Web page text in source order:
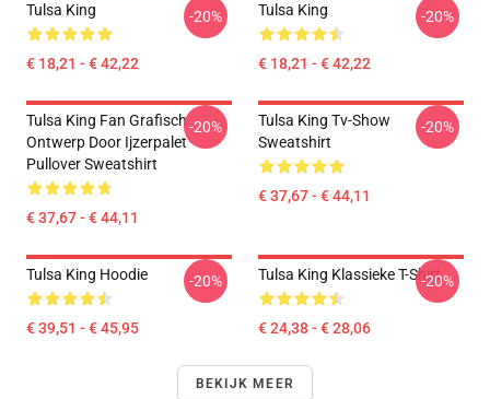
Tulsa King
€ 18,21 - € 42,22
-20% Tulsa King
€ 18,21 - € 42,22
-20%
Tulsa King Fan Grafisch
Ontwerp Door Ijzerpalet
Pullover Sweatshirt
€ 37,67 - € 44,11
-20%
Tulsa King Tv-Show
Sweatshirt
€ 37,67 - € 44,11
-20%
Tulsa King Hoodie
€ 39,51 - € 45,95
-20% Tulsa King Klassieke T-Shirt
€ 24,38 - € 28,06
-20%
BEKIJK MEER